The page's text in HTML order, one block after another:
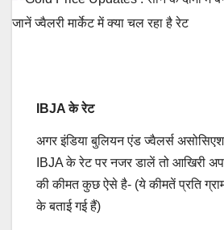
IBJA के रेट
अगर इंडिया बुलियन एंड ज्वैलर्स
IBJA के रेट पर नजर डालें तो आखिरी
की कीमत कुछ ऐसे है- (ये कीमतें प्रति
के बताई गई हैं)